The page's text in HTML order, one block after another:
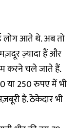
लोग आते थे. अब तो
ज़्यादा हैं और
करने चले जाते हैं.
या 250 रुपए में भी
है. ठेकेदार भी